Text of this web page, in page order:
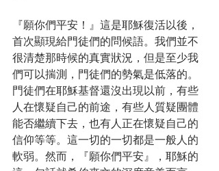
『願你們平安！』這是耶穌復活以後，
首次顯現給門徒們的問候語。我們並不
很清楚那時候的真實狀況，但是至少我
們可以揣測，門徒們的勢氣是低落的。
門徒們在耶穌基督還沒出現以前，有些
人在懷疑自己的前途，有些人質疑團體
能否繼續下去，也有人正在懷疑自己的
信仰等等。這一切的一切都是一般人的
軟弱。然而，『願你們平安』，耶穌的